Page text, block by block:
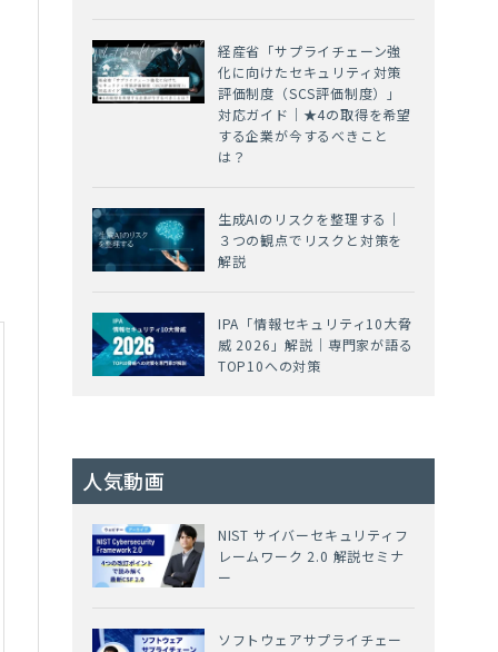
経産省「サプライチェーン強
化に向けたセキュリティ対策
評価制度（SCS評価制度）」
対応ガイド｜★4の取得を希望
する企業が今するべきこと
は？
生成AIのリスクを整理する｜
３つの観点でリスクと対策を
解説
IPA「情報セキュリティ10大脅
威 2026」解説｜専門家が語る
TOP10への対策
人気動画
NIST サイバーセキュリティフ
レームワーク 2.0 解説セミナ
ー
ソフトウェアサプライチェー